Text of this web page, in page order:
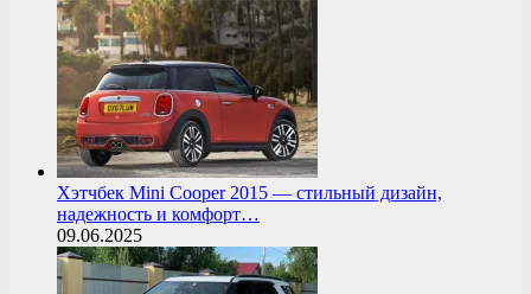
Хэтчбек Mini Cooper 2015 — стильный дизайн,
надежность и комфорт…
09.06.2025